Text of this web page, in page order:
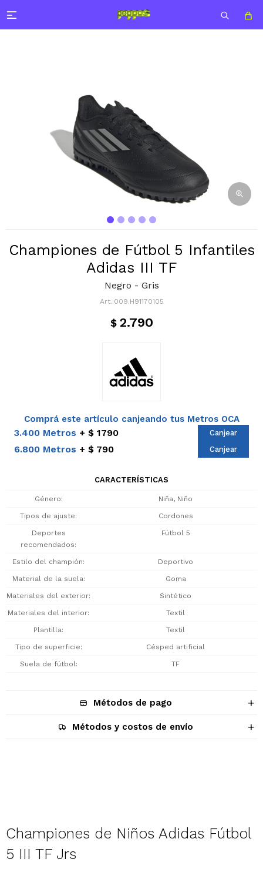

Championes de Fútbol 5 Infantiles
Adidas III TF
Negro - Gris
009.H91170105
$ 2.790
Comprá este artículo canjeando tus Metros OCA
3.400 Metros $ 1790 Canjear
6.800 Metros $ 790 Canjear
CARACTERÍSTICAS
Género Niña, Niño
Tipos de ajuste Cordones
Deportes
recomendados
Fútbol 5
Estilo del champión Deportivo
Material de la suela Goma
Materiales del exterior Sintético
Materiales del interior Textil
Plantilla Textil
Tipo de superficie Césped artificial
Suela de fútbol TF
Métodos de pago
Métodos y costos de envío
Championes de Niños Adidas Fútbol
5 III TF Jrs
¡Sumate a la forma más ágil de